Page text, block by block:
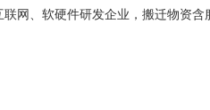
网、软硬件研发企业，搬迁物资